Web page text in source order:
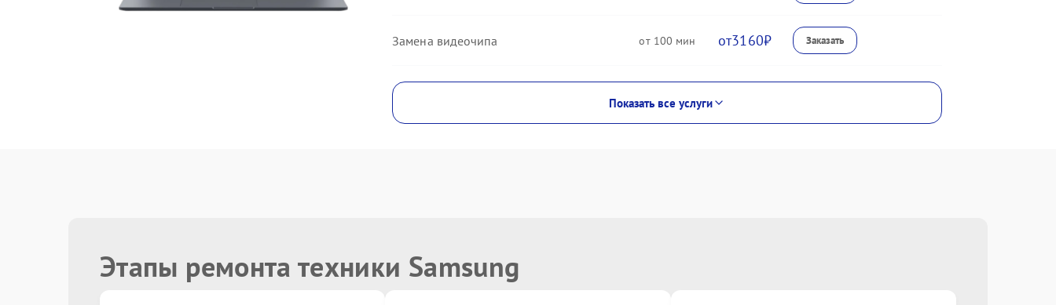
Замена видеочипа 100 3160
Показать все услуги
Этапы ремонта техники Samsung